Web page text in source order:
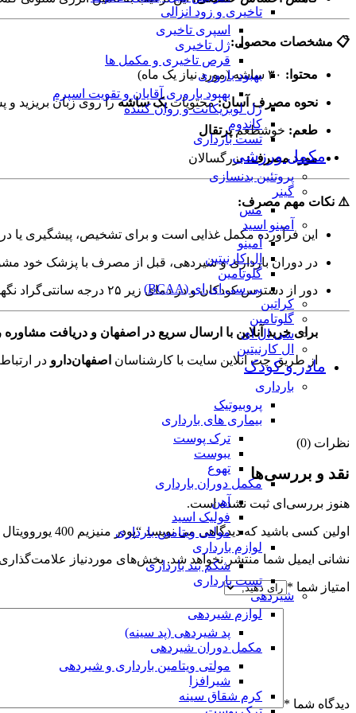
تاخیری و زود انزالی
اسپری تاخیری
ژل تاخیری
قرص تاخیری و مکمل ها
بهبود باروری
بهبود باروری آقایان و تقویت اسپرم
ژل لوبریکانت و روان کننده
کاندوم
تست بارداری
مکمل ورزشی
پروتئین بدنسازی
گینر
مس
آمینو اسید
آمینو
ال کارنیتین
گلوتامین
بی سی ای ای (BCAA)
کراتین
گلوتامین
سی ال ای
ال کارنیتین
مادر و کودک
بارداری
پروبیوتیک
بیماری های بارداری
ترک پوست
یبوست
تهوع
مکمل دوران بارداری
آهن
فولیک اسید
مولتی ویتامین بارداری
لوازم بارداری
شکم بند بارداری
تست بارداری
شیردهی
لوازم شیردهی
پد شیردهی (پد سینه)
مکمل دوران شیردهی
مولتی ویتامین بارداری و شیردهی
شیرافزا
کرم شقاق سینه
📋 مشخصات محصول:
محتوا:
نحوه مصرف آسان:محتویاتیک ساشهرا روی زبان بریزید و
طعم: خوشطعمپرتقال
مورد مصرف:بزرگسالان
⚠️ نکات مهم مصرف:
این فرآورده مکمل غذایی است و برای تشخیص، پیشگیری یا
در دوران بارداری و شیردهی، قبل از مصرف با پزشک خود
دور از دسترس کودکان و در دمای زیر ۲۵ درجه سانتی‌گراد نگهداری شود
برای خرید آنلاین با ارسال سریع در اصفهان و دریافت مشاوره
از طریق چت آنلاین سایت با کارشناسان اصفهان‌دارو در
نظرات (0)
نقد و بررسی‌ها
هنوز بررسی‌ای ثبت نشده است.
اولین کسی باشید که دیدگاهی می نویسد “پودر منیزیم 400 یوروویتال _Eurho Vital Magnesium 400”
نشانی ایمیل شما منتشر نخواهد شد. بخش‌های موردنیاز
امتیاز شما *
دیدگاه شما *